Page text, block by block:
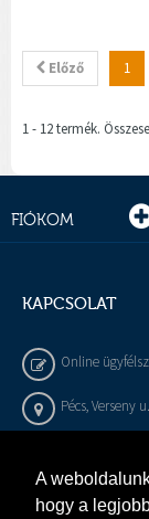
A
hogy a
Előző 1
1 - 12 termék.
FIÓKOM
KAPCSOLAT
Online
Pécs, Verseny